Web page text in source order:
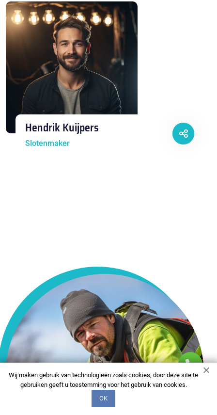
Hendrik Kuijpers
Slotenmaker
Wij maken gebruik van technologieën zoals cookies, door deze site te
gebruiken geeft u toestemming voor het gebruik van cookies.
OK